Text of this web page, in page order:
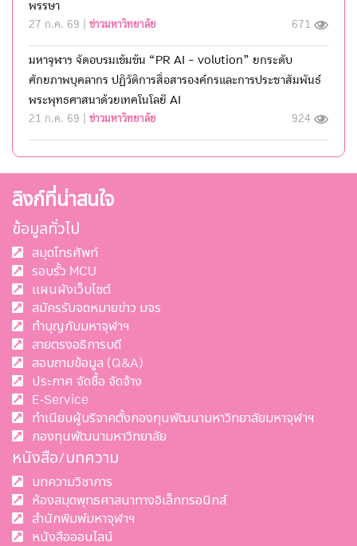
พรรษา
27 ก.ค. 69 | ข่าวมหาวิทยาลัย 671
มหาจุฬาฯ จัดอบรมเข้มข้น “PR AI - volution” ยกระดับ
ศักยภาพบุคลากร ปฏิวัติการสื่อสารองค์กรและการประชาสัมพันธ์
พระพุทธศาสนาด้วยเทคโนโลยี AI
21 ก.ค. 69 | ข่าวมหาวิทยาลัย 924
ลิงก์ที่น่าสนใจ
ข้อมูลทั่วไป
สมุดโทรศัพท์
รอบรั้ว MCU
แผนผังเว็บไซต์
สมัครรับจดหมายข่าว มจร
ทำบุญกับมหาจุฬาฯ
สายตรงอธิการบดี
สอบถามข้อมูล (Q&A)
ประกาศ จัดซื้อ จัดจ้าง
E-Service
ทำเนียบผู้บริจาคตั้งกองทุนพัฒนามหาวิทยาลัยมหาจุฬาฯ
กองทุนพัฒนามหาวิทยาลัย
หนังสือ/บทความ
บทความวิชาการ
ห้องสมุดพุทธศาสนาทางอิเล็กทรอนิกส์
สำนักพิมพ์มหาจุฬาฯ
หนังสือออนไลน์